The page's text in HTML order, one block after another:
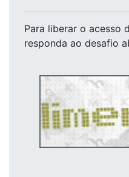
Para liberar o acesso
responda ao desafio